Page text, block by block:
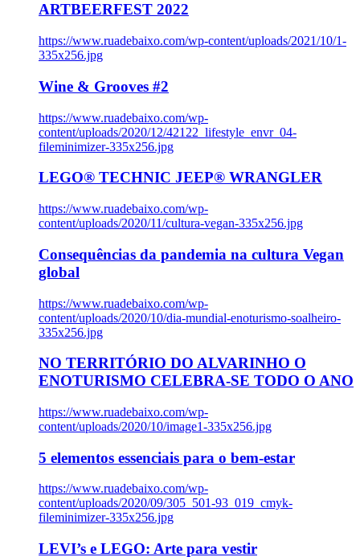
ARTBEERFEST 2022
https://www.ruadebaixo.com/wp-content/uploads/2021/10/1-
335x256.jpg
Wine & Grooves #2
https://www.ruadebaixo.com/wp-
content/uploads/2020/12/42122_lifestyle_envr_04-
fileminimizer-335x256.jpg
LEGO® TECHNIC JEEP® WRANGLER
https://www.ruadebaixo.com/wp-
content/uploads/2020/11/cultura-vegan-335x256.jpg
Consequências da pandemia na cultura Vegan
global
https://www.ruadebaixo.com/wp-
content/uploads/2020/10/dia-mundial-enoturismo-soalheiro-
335x256.jpg
NO TERRITÓRIO DO ALVARINHO O
ENOTURISMO CELEBRA-SE TODO O ANO
https://www.ruadebaixo.com/wp-
content/uploads/2020/10/image1-335x256.jpg
5 elementos essenciais para o bem-estar
https://www.ruadebaixo.com/wp-
content/uploads/2020/09/305_501-93_019_cmyk-
fileminimizer-335x256.jpg
LEVI’s e LEGO: Arte para vestir